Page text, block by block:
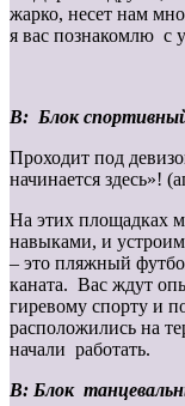
жарко, несет нам
я вас познакомлю с
В: Блок
Проходит под
начинается здесь»!
На этих площадках
навыками, и
– это пляжный
каната. Вас ждут
гиревому спорту и
расположились на
начали работать.
В: Блок